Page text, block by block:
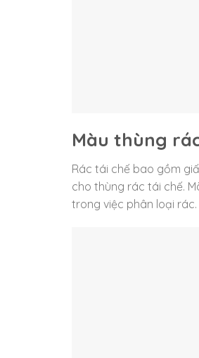
Màu thùng
Rác tái chế bao gồm
cho thùng rác tái chế.
trong việc phân loại